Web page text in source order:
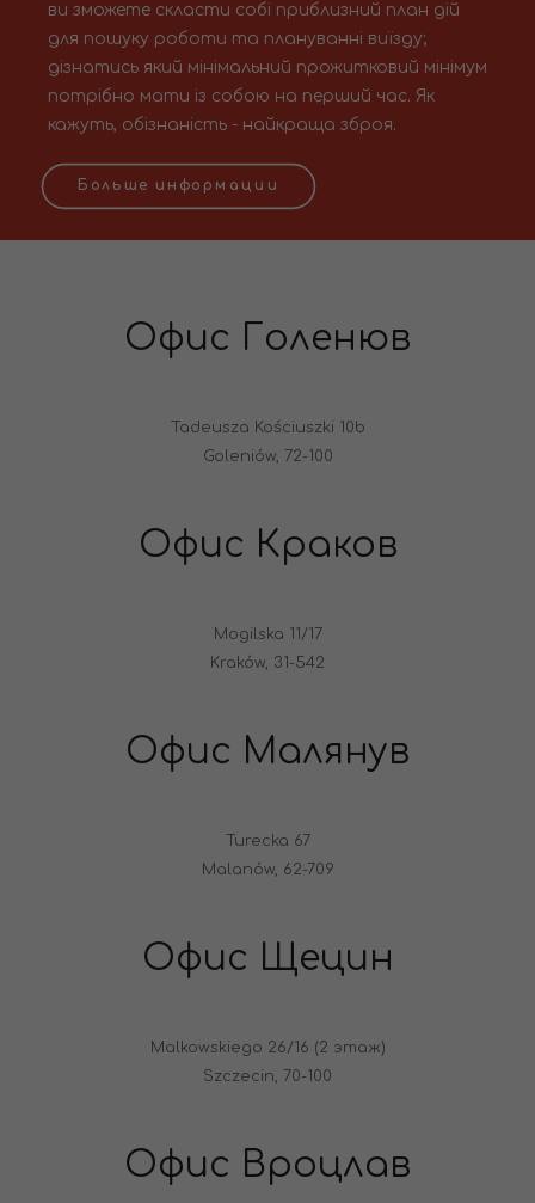
ви зможете скласти собі приблизний план дій
для пошуку роботи та плануванні виїзду;
дізнатись який мінімальний прожитковий мінімум
потрібно мати із собою на перший час. Як
кажуть, обізнаність - найкраща зброя.
Больше информации
Офис Голенюв
Tadeusza Kościuszki 10b
Goleniów, 72-100
Офис Краков
Mogilska 11/17
Kraków, 31-542
Офис Малянув
Turecka 67
Malanów, 62-709
Офис Щецин
Malkowskiego 26/16 (2 этаж)
Szczecin, 70-100
Офис Вроцлав